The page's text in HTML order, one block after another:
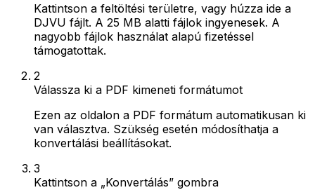
Kattintson a feltöltési területre, vagy húzza ide a
DJVU fájlt. A 25 MB alatti fájlok ingyenesek. A
nagyobb fájlok használat alapú fizetéssel
támogatottak.
2
Válassza ki a PDF kimeneti formátumot
Ezen az oldalon a PDF formátum automatikusan ki
van választva. Szükség esetén módosíthatja a
konvertálási beállításokat.
3
Kattintson a „Konvertálás” gombra